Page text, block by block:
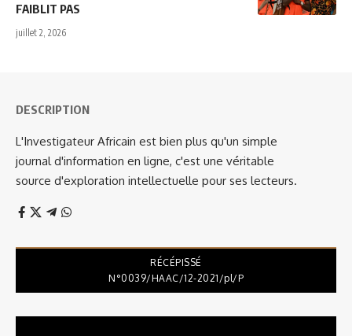
FAIBLIT PAS
juillet 2, 2026
DESCRIPTION
L'Investigateur Africain est bien plus qu'un simple
journal d'information en ligne, c'est une véritable
source d'exploration intellectuelle pour ses lecteurs.
RÉCÉPISSÉ
N°0039/HAAC/12-2021/pl/P